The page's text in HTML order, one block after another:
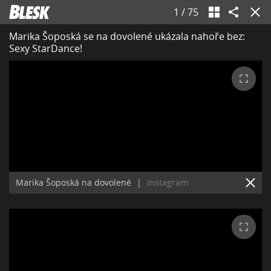
1 /75
Marika Šoposká se na dovolené ukázala nahoře bez:
Sexy StarDance!
Marika Šoposká na dovolené | Instagram